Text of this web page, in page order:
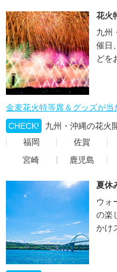
花火
九州
催日
どを
金麦花火特等席＆グッズが当
CHECK!
九州・沖縄の花火
福岡
佐賀
宮崎
鹿児島
夏休
ウォ
の楽
かけ